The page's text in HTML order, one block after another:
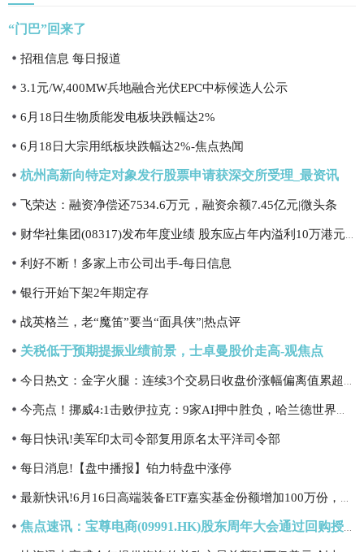
“门巴”回来了
招租信息 每日报道
3.1元/W,400MW兵地融合光伏EPC中标候选人公示
6月18日生物质能发电板块跌幅达2%
6月18日大宗用纸板块跌幅达2%-焦点热闻
杭州高新向特定对象发行股票申请获深交所受理_最资讯
飞荣达：融资净偿还7534.6万元，融资余额7.45亿元|微头条
利好不断！多家上市公司出手-每日信息
银行开始下架2年期定存
战英格兰，老“魔笛”要当“面具侠”|热点评
关税低于预期提振业绩前景，士卓曼股价走高-观焦点
每日快讯!美军印太司令部复用原名太平洋司令部
每日消息!【盘中播报】铂力特盘中涨停